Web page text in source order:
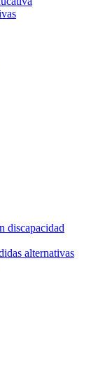
discapacidad
alternativas